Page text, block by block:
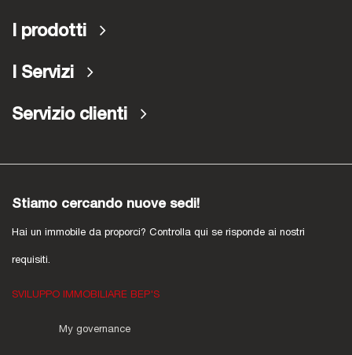
I prodotti
I Servizi
Servizio clienti
Stiamo cercando nuove sedi!
Hai un immobile da proporci? Controlla qui se risponde ai nostri
requisiti.
SVILUPPO IMMOBILIARE BEP'S
My governance